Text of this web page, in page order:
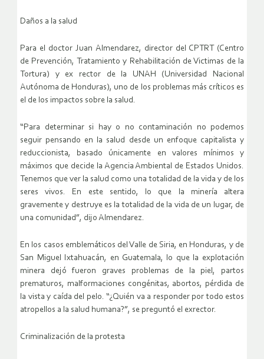
Daños a la salud
Para el doctor Juan Almendarez, director del CPTRT (Centro
de Prevención, Tratamiento y Rehabilitación de Victimas de la
Tortura) y ex rector de la UNAH (Universidad Nacional
Autónoma de Honduras), uno de los problemas más críticos es
el de los impactos sobre la salud.
“Para determinar si hay o no contaminación no podemos
seguir pensando en la salud desde un enfoque capitalista y
reduccionista, basado únicamente en valores mínimos y
máximos que decide la Agencia Ambiental de Estados Unidos.
Tenemos que ver la salud como una totalidad de la vida y de los
seres vivos. En este sentido, lo que la minería altera
gravemente y destruye es la totalidad de la vida de un lugar, de
una comunidad”, dijo Almendarez.
En los casos emblemáticos del Valle de Siria, en Honduras, y de
San Miguel Ixtahuacán, en Guatemala, lo que la explotación
minera dejó fueron graves problemas de la piel, partos
prematuros, malformaciones congénitas, abortos, pérdida de
la vista y caída del pelo. “¿Quién va a responder por todo estos
atropellos a la salud humana?”, se preguntó el exrector.
Criminalización de la protesta